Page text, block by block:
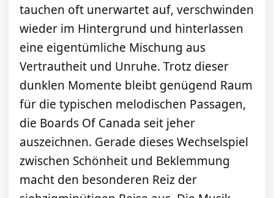
tauchen oft unerwartet auf, verschwinden
wieder im Hintergrund und hinterlassen
eine eigentümliche Mischung aus
Vertrautheit und Unruhe. Trotz dieser
dunklen Momente bleibt genügend Raum
für die typischen melodischen Passagen,
die Boards Of Canada seit jeher
auszeichnen. Gerade dieses Wechselspiel
zwischen Schönheit und Beklemmung
macht den besonderen Reiz der